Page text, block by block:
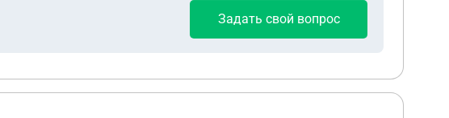
Задать свой вопрос